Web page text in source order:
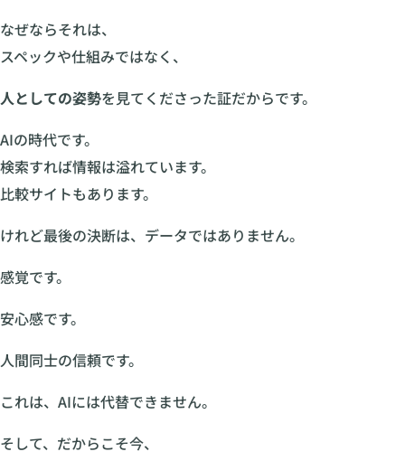
なぜならそれは、
スペックや仕組みではなく、
人としての姿勢を見てくださった証だからです。
AIの時代です。
検索すれば情報は溢れています。
比較サイトもあります。
けれど最後の決断は、データではありません。
感覚です。
安心感です。
人間同士の信頼です。
これは、AIには代替できません。
そして、だからこそ今、